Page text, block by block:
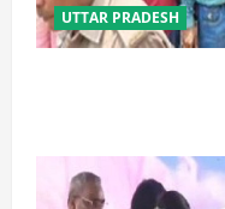
UTTAR PRADESH